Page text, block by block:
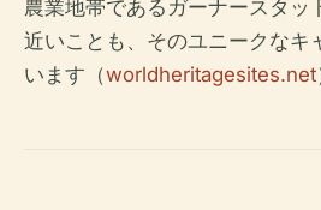
農業地帯であるガーナースタッ
近いことも、そのユニークなキ
います（worldheritagesites.net